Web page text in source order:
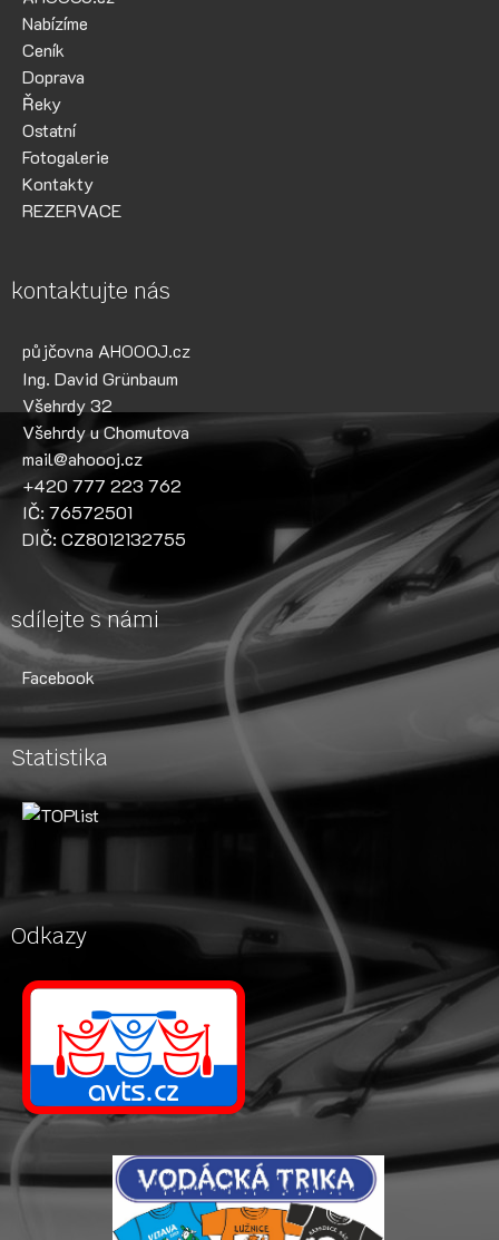
Nabízíme
Ceník
Doprava
Řeky
Ostatní
Fotogalerie
Kontakty
REZERVACE
kontaktujte nás
půjčovna AHOOOJ.cz
Ing. David Grünbaum
Všehrdy 32
Všehrdy u Chomutova
mail@ahoooj.cz
+420 777 223 762
IČ: 76572501
DIČ: CZ8012132755
sdílejte s námi
Facebook
Statistika
Odkazy